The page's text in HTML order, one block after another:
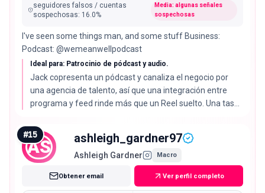
seguidores falsos / cuentas
sospechosas: 16.0%
Media: algunas señales
sospechosas
I've seen some things man, and some stuff Business:
Podcast: @wemeanwellpodcast
Ideal para: Patrocinio de pódcast y audio.
Jack copresenta un pódcast y canaliza el negocio por
una agencia de talento, así que una integración entre
programa y feed rinde más que un Reel suelto. Una tasa
AS
#15 ashleigh_gardner97
Ashleigh Gardner Macro
Obtener email Ver perfil completo